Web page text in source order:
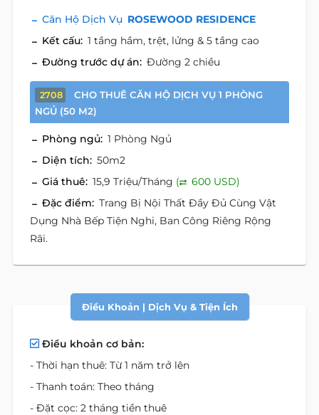
Căn Hộ Dịch Vụ ROSEWOOD RESIDENCE
Kết cấu: 1 tầng hầm, trệt, lửng & 5 tầng cao
Đường trước dự án: Đường 2 chiều
2708
CHO THUÊ CĂN HỘ DỊCH VỤ 1 PHÒNG
NGỦ (50 M2)
Phòng ngủ: 1 Phòng Ngủ
Diện tích: 50m2
Giá thuê: 15,9 Triệu/Tháng (
600 USD)
Đặc điểm: Trang Bị Nội Thất Đầy Đủ Cùng Vật
Dụng Nhà Bếp Tiện Nghi, Ban Công Riêng Rộng
Rãi.
Điều Khoản | Dịch Vụ & Tiện Ích
Điều khoản cơ bản:
- Thời hạn thuê: Từ 1 năm trở lên
- Thanh toán: Theo tháng
- Đặt cọc: 2 tháng tiền thuê